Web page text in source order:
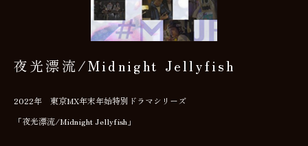
夜光漂流/Midnight Jellyfish
2022年 東京MX年末年始特別ドラマシリーズ
「夜光漂流/Midnight Jellyfish」